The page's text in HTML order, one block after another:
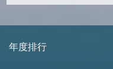
年度排行